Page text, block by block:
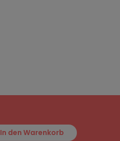
In den Warenkorb